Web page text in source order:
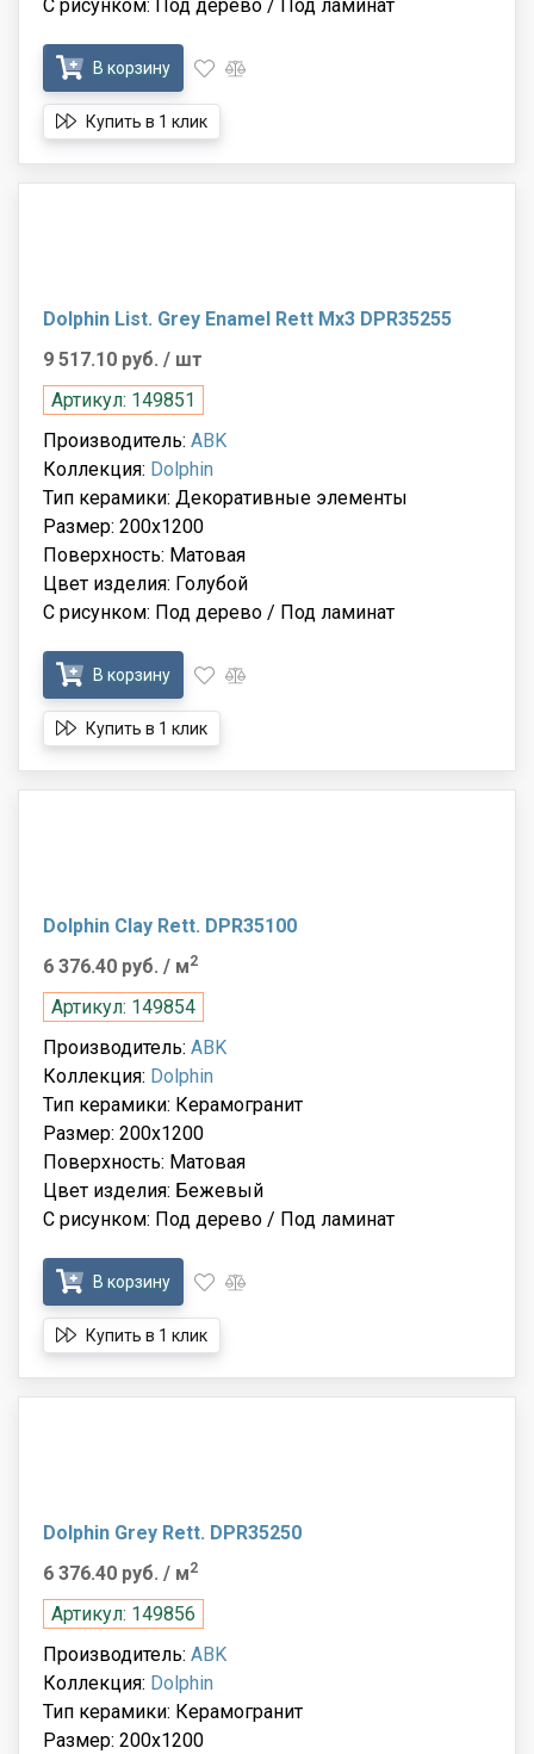
С рисунком: Под дерево / Под ламинат
В корзину
Купить в 1 клик
Dolphin List. Grey Enamel Rett Mx3 DPR35255
9 517.10 руб. / шт
Артикул: 149851
Производитель: ABK
Коллекция: Dolphin
Тип керамики: Декоративные элементы
Размер: 200x1200
Поверхность: Матовая
Цвет изделия: Голубой
С рисунком: Под дерево / Под ламинат
В корзину
Купить в 1 клик
Dolphin Clay Rett. DPR35100
6 376.40 руб. / м2
Артикул: 149854
Производитель: ABK
Коллекция: Dolphin
Тип керамики: Керамогранит
Размер: 200x1200
Поверхность: Матовая
Цвет изделия: Бежевый
С рисунком: Под дерево / Под ламинат
В корзину
Купить в 1 клик
Dolphin Grey Rett. DPR35250
6 376.40 руб. / м2
Артикул: 149856
Производитель: ABK
Коллекция: Dolphin
Тип керамики: Керамогранит
Размер: 200x1200